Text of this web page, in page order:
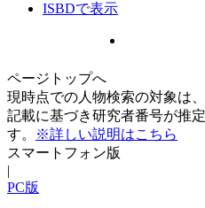
ISBDで表示
ページトップへ
現時点での人物検索の対象は
記載に基づき研究者番号が推
す。
※詳しい説明はこちら
スマートフォン版
|
PC版